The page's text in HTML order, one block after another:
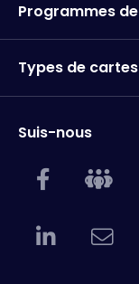
Programmes
Types de cartes
Suis-nous